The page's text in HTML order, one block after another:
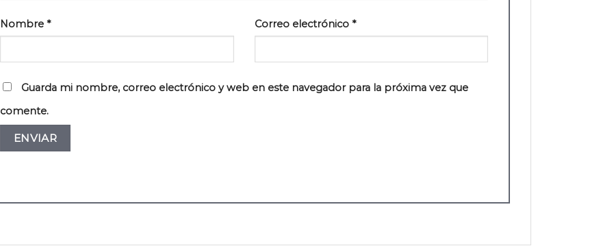
Nombre * Correo electrónico *
Guarda mi nombre, correo electrónico y web en este navegador para la próxima vez que
comente.